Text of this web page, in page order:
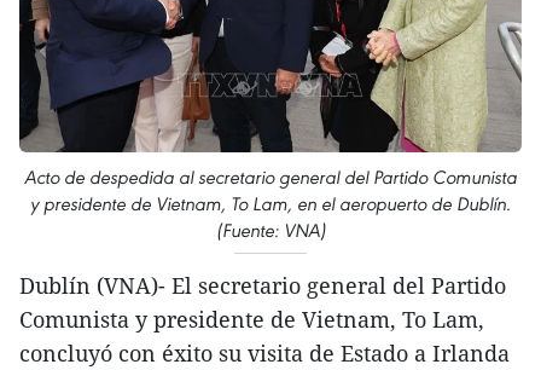
Acto de despedida al secretario general del Partido Comunista
y presidente de Vietnam, To Lam, en el aeropuerto de Dublín.
(Fuente: VNA)
Dublín (VNA)- El secretario general del Partido
Comunista y presidente de Vietnam, To Lam,
concluyó con éxito su visita de Estado a Irlanda